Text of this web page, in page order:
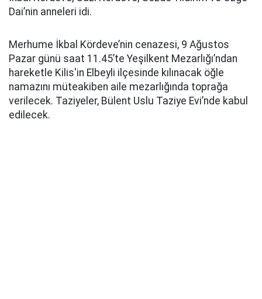
Dai’nin anneleri idi.
Merhume İkbal Kördeve’nin cenazesi, 9 Ağustos
Pazar günü saat 11.45’te Yeşilkent Mezarlığı’ndan
hareketle Kilis'in Elbeyli ilçesinde kılınacak öğle
namazını müteakiben aile mezarlığında toprağa
verilecek. Taziyeler, Bülent Uslu Taziye Evi’nde kabul
edilecek.